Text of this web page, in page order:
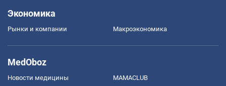
Экономика
Рынки и компании Mакроэкономика
MedOboz
Новости медицины MAMACLUB